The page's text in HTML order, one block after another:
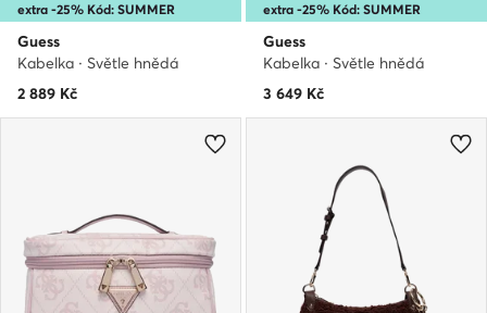
extra -25% Kód: SUMMER
Guess
Kabelka · Světle hnědá
2 889 Kč
extra -25% Kód: SUMMER
Guess
Kabelka · Světle hnědá
3 649 Kč